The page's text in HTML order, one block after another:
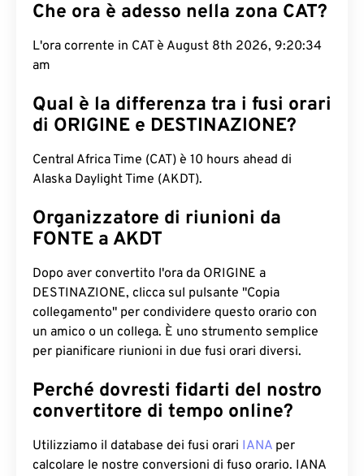
Che ora è adesso nella zona CAT?
L'ora corrente in CAT è August 8th 2026, 9:20:35
am
Qual è la differenza tra i fusi orari
di ORIGINE e DESTINAZIONE?
Central Africa Time (CAT) è 10 hours ahead di
Alaska Daylight Time (AKDT).
Organizzatore di riunioni da
FONTE a AKDT
Dopo aver convertito l'ora da ORIGINE a
DESTINAZIONE, clicca sul pulsante "Copia
collegamento" per condividere questo orario con
un amico o un collega. È uno strumento semplice
per pianificare riunioni in due fusi orari diversi.
Perché dovresti fidarti del nostro
convertitore di tempo online?
Utilizziamo il database dei fusi orari IANA per
calcolare le nostre conversioni di fuso orario. IANA